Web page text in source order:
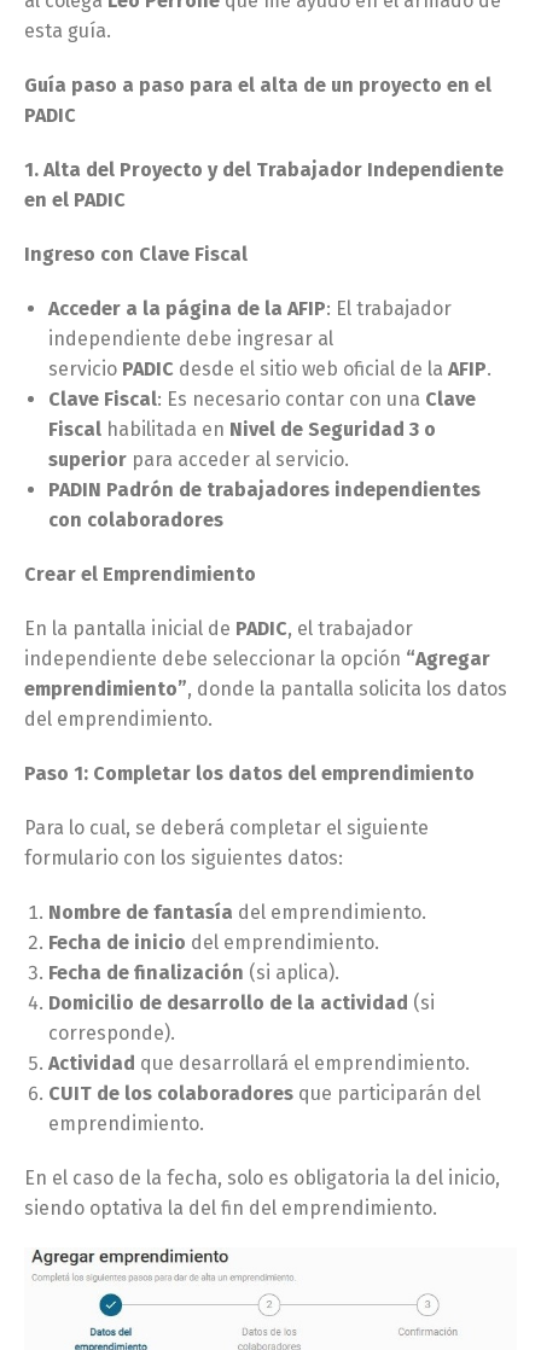
esta guía.
Guía paso a paso para el alta de un proyecto en el
PADIC
1. Alta del Proyecto y del Trabajador Independiente
en el PADIC
Ingreso con Clave Fiscal
Acceder a la página de la AFIP: El trabajador
independiente debe ingresar al
servicio PADIC desde el sitio web oficial de la AFIP.
Clave Fiscal: Es necesario contar con una Clave
Fiscal habilitada en Nivel de Seguridad 3 o
superior para acceder al servicio.
PADIN Padrón de trabajadores independientes
con colaboradores
Crear el Emprendimiento
En la pantalla inicial de PADIC, el trabajador
independiente debe seleccionar la opción “Agregar
emprendimiento”, donde la pantalla solicita los datos
del emprendimiento.
Paso 1: Completar los datos del emprendimiento
Para lo cual, se deberá completar el siguiente
formulario con los siguientes datos:
Nombre de fantasía del emprendimiento.
Fecha de inicio del emprendimiento.
Fecha de finalización (si aplica).
Domicilio de desarrollo de la actividad (si
corresponde).
Actividad que desarrollará el emprendimiento.
CUIT de los colaboradores que participarán del
emprendimiento.
En el caso de la fecha, solo es obligatoria la del inicio,
siendo optativa la del fin del emprendimiento.